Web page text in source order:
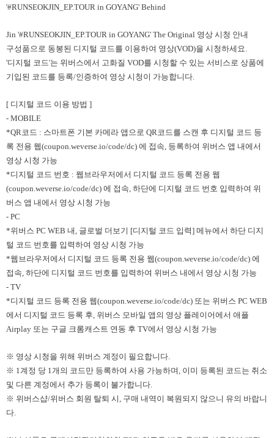
'#RUNSEOKJIN_EP.TOUR in GOYANG' Behind
Jin '#RUNSEOKJIN_EP.TOUR in GOYANG' The Original 영상 시청 안내
구성품으로 동봉된 디지털 코드를 이용하여 영상(VOD)을 시청하세요.
'디지털 코드'는 위버스에서 고화질 VOD를 시청할 수 있는 서비스로 상품에
기입된 코드를 등록/인증하여 영상 시청이 가능합니다.
[ 디지털 코드 이용 방법 ]
- MOBILE
*QR코드 : 스마트폰 기본 카메라 앱으로 QR코드를 스캔 후 디지털 코드 등
록 전용 웹(coupon.weverse.io/code/dc) 에 접속, 등록하여 위버스 앱 내에서
영상 시청 가능
*디지털 코드 번호 : 웹브라우저에서 디지털 코드 등록 전용 웹
(coupon.weverse.io/code/dc) 에 접속, 하단에 디지털 코드 번호 입력하여 위
버스 앱 내에서 영상 시청 가능
- PC
*위버스 PC WEB 내, 글로벌 더보기 [디지털 코드 입력] 메뉴에서 하단 디지
털 코드 번호를 입력하여 영상 시청 가능
*웹브라우저에서 디지털 코드 등록 전용 웹(coupon.weverse.io/code/dc) 에
접속, 하단에 디지털 코드 번호를 입력하여 위버스 내에서 영상 시청 가능
- TV
*디지털 코드 등록 전용 웹(coupon.weverse.io/code/dc) 또는 위버스 PC WEB
에서 디지털 코드 등록 후, 위버스 모바일 앱의 영상 플레이어에서 애플
Airplay 또는 구글 크롬캐스트 연동 후 TV에서 영상 시청 가능
※ 영상 시청을 위해 위버스 계정이 필요합니다.
※ 1계정 당 1개의 코드만 등록하여 사용 가능하며, 이미 등록된 코드는 취소
및 다른 계정에서 추가 등록이 불가합니다.
※ 위버스샵/위버스 회원 탈퇴 시, 구매 내역이 복원되지 않으니 유의 바랍니
다.